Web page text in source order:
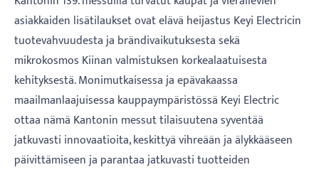
asiakkaiden lisätilaukset ovat elävä heijastus Keyi Electricin
tuotevahvuudesta ja brändivaikutuksesta sekä
mikrokosmos Kiinan valmistuksen korkealaatuisesta
kehityksestä. Monimutkaisessa ja epävakaassa
maailmanlaajuisessa kauppaympäristössä Keyi Electric
ottaa nämä Kantonin messut tilaisuutena syventää
jatkuvasti innovaatioita, keskittyä vihreään ja älykkääseen
päivittämiseen ja parantaa jatkuvasti tuotteiden